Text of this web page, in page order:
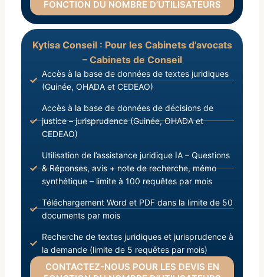
FONCTION DU NOMBRE D’UTILISATEURS
Kytisa Conseil : Pour les Cabinets d’avocats
– Cabinets de Conseil
Accès à la base de données de textes juridiques
(Guinée, OHADA et CEDEAO)
Accès à la base de données de décisions de
justice – jurisprudence (Guinée, OHADA et
CEDEAO)
Utilisation de l’assistance juridique IA – Questions
& Réponses, avis + note de recherche, mémo
synthétique – limite à 100 requêtes par mois
Téléchargement Word et PDF dans la limite de 50
documents par mois
Recherche de textes juridiques et jurisprudence à
la demande (limite de 5 requêtes par mois)
CONTACTEZ-NOUS POUR LES DEVIS EN